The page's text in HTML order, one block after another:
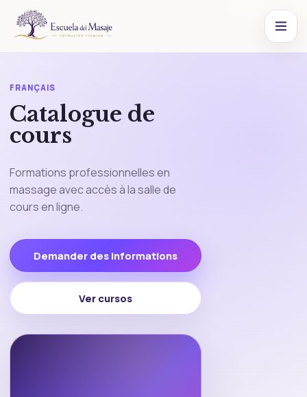
FRANÇAIS
Catalogue de
cours
Formations professionnelles en
massage avec accès à la salle de
cours en ligne.
Demander des informations
Ver cursos